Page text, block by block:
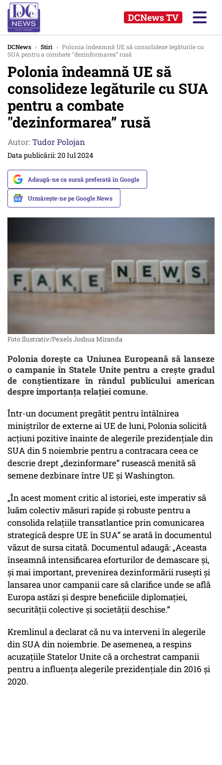
DCNews TV
DCNews › Stiri › Polonia îndeamnă UE să consolideze legăturile cu
SUA pentru a combate "dezinformarea” rusă
Polonia îndeamnă UE să
consolideze legăturile cu SUA
pentru a combate
"dezinformarea” rusă
Autor:Tudor Polojan
Data publicării: 20 Iul 2024
Adaugă-ne ca sursă preferată în Google
Urmărește-ne pe Google News
Foto Ilustrativ/Pexels Joshua Miranda
Polonia dorește ca Uniunea Europeană să lanseze
o campanie în Statele Unite pentru a crește gradul
de conștientizare în rândul publicului american
despre importanța relației comune.
Într-un document pregătit pentru întâlnirea
miniștrilor de externe ai UE de luni, Polonia solicită
acțiuni pozitive înainte de alegerile prezidențiale din
SUA din 5 noiembrie pentru a contracara ceea ce
descrie drept „dezinformare” rusească menită să
semene dezbinare între UE și Washington.
„În acest moment critic al istoriei, este imperativ să
luăm colectiv măsuri rapide și robuste pentru a
consolida relațiile transatlantice prin comunicarea
strategică despre UE în SUA” se arată în documentul
văzut de sursa citată. Documentul adaugă: „Aceasta
înseamnă intensificarea eforturilor de demascare și,
și mai important, prevenirea dezinformării rusești și
lansarea unor campanii care să clarifice unde se află
Europa astăzi și despre beneficiile diplomației,
securității colective și societății deschise.”
Kremlinul a declarat că nu va interveni în alegerile
din SUA din noiembrie. De asemenea, a respins
acuzațiile Statelor Unite că a orchestrat campanii
pentru a influența alegerile prezidențiale din 2016 și
2020.